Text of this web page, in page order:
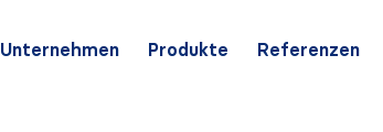
Unternehmen Produkte Referenzen